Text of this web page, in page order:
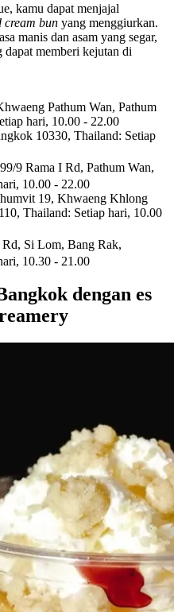
kamu dapat menjajal
cream bun yang menggiurkan.
manis dan asam yang segar,
memberi kejutan di
Pathum Wan, Pathum
hari, 10.00 - 22.00
10330, Thailand: Setiap
9 Rama I Rd, Pathum Wan,
10.00 - 22.00
19, Khwaeng Khlong
Thailand: Setiap hari, 10.00
Si Lom, Bang Rak,
10.30 - 21.00
dengan es